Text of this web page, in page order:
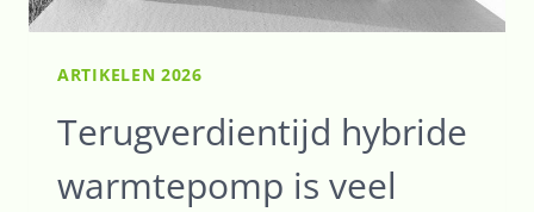
ARTIKELEN 2026
Terugverdientijd hybride
warmtepomp is veel